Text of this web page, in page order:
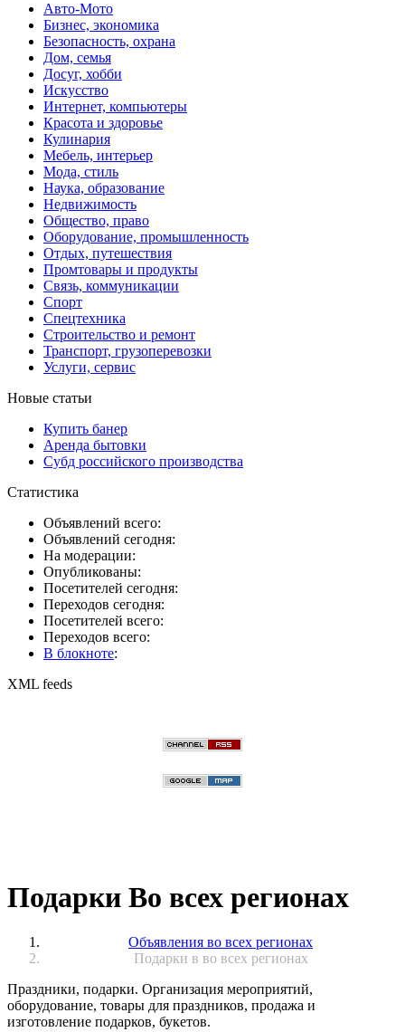
Авто-Мото
Бизнес, экономика
Безопасность, охрана
Дом, семья
Досуг, хобби
Искусство
Интернет, компьютеры
Красота и здоровье
Кулинария
Мебель, интерьер
Мода, стиль
Наука, образование
Недвижимость
Общество, право
Оборудование, промышленность
Отдых, путешествия
Промтовары и продукты
Связь, коммуникации
Спорт
Спецтехника
Строительство и ремонт
Транспорт, грузоперевозки
Услуги, сервис
Новые статьи
Купить банер
Аренда бытовки
Субд российского производства
Статистика
Объявлений всего:
Объявлений сегодня:
На модерации:
Опубликованы:
Посетителей сегодня:
Переходов сегодня:
Посетителей всего:
Переходов всего:
В блокноте:
XML feeds
Подарки Во всех регионах
Объявления во всех регионах
Подарки в во всех регионах
Праздники, подарки. Организация мероприятий,
оборудование, товары для праздников, продажа и
изготовление подарков, букетов.